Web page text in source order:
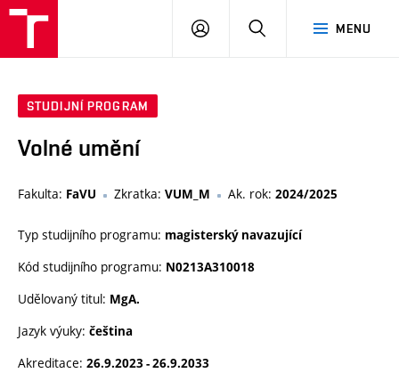
MENU
PŘIHLÁSIT
STUDIJNÍ PROGRAM
Volné umění
Fakulta: FaVU Zkratka: VUM_M Ak. rok: 2024/2025
Typ studijního programu: magisterský navazující
Kód studijního programu: N0213A310018
Udělovaný titul: MgA.
Jazyk výuky: čeština
Akreditace: 26.9.2023 - 26.9.2033